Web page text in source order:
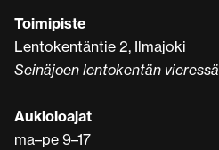
Toimipiste
Lentokentäntie 2, Ilmajoki
Seinäjoen lentokentän vieressä
Aukioloajat
ma–pe 9–17